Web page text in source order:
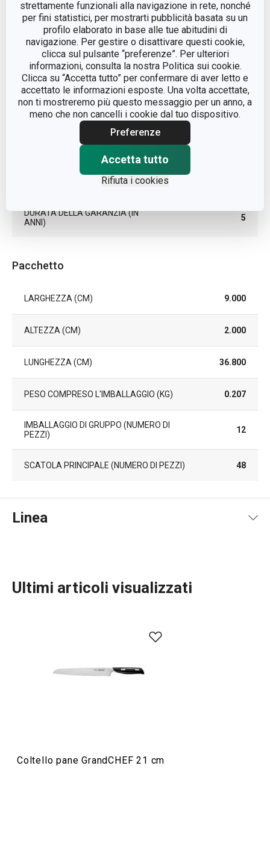
strettamente funzionali alla navigazione in rete, nonché
per fini statistici, per mostrarti pubblicità basata su un
profilo elaborato in base alle tue abitudini di
navigazione. Per gestire o disattivare questi cookie,
clicca sul pulsante “preferenze”. Per ulteriori
informazioni, consulta la nostra Politica sui cookie.
Clicca su “Accetta tutto” per confermare di aver letto e
accettato le informazioni esposte. Una volta accettate,
non ti mostreremo più questo messaggio per un anno, a
meno che non cancelli i cookie dal tuo dispositivo.
Preferenze
Accetta tutto
Rifiuta i cookies
LINEA DI PRODOTTO GrandCHEF
MATERIALE
acciaio
inossidabile
TIPO coltello pane
COLORE Nero
LAVAGGIO IN LAVASTOVIGLIE
DURATA DELLA GARANZIA (IN
ANNI)
5
Pacchetto
LARGHEZZA (CM) 9.000
ALTEZZA (CM) 2.000
LUNGHEZZA (CM) 36.800
PESO COMPRESO L'IMBALLAGGIO (KG) 0.207
IMBALLAGGIO DI GRUPPO (NUMERO DI
PEZZI)
12
SCATOLA PRINCIPALE (NUMERO DI PEZZI) 48
Linea
Ultimi articoli visualizzati
Coltello pane GrandCHEF 21 cm